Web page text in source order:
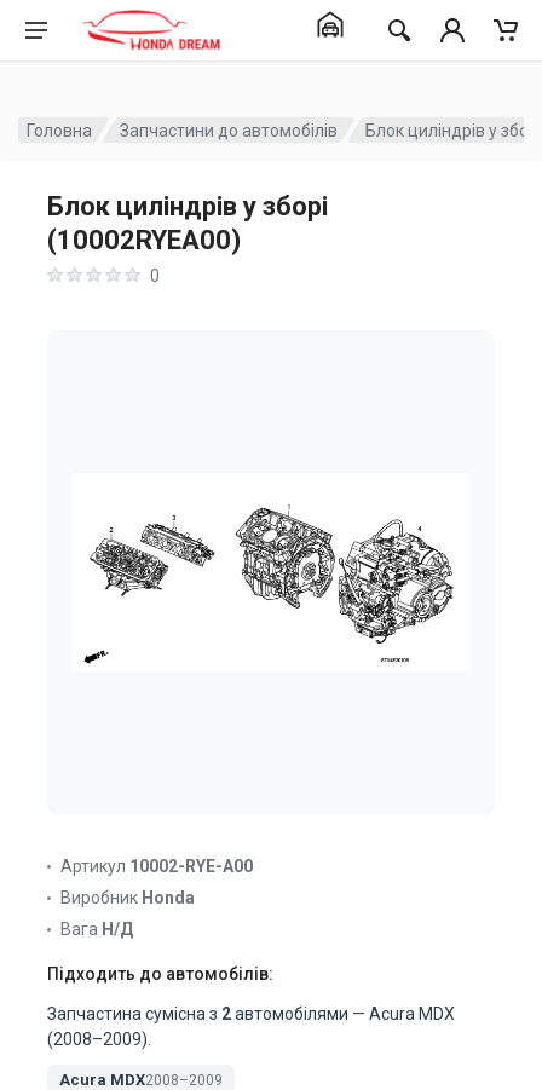
Головна Запчастини до автомобілів Блок циліндрів у
Блок циліндрів у зборі
(10002RYEA00)
0
Артикул 10002-RYE-A00
Виробник Honda
Вага Н/Д
Підходить до автомобілів:
Запчастина сумісна з 2автомобілями — Acura MDX
(2008–2009).
Acura MDX2008–2009